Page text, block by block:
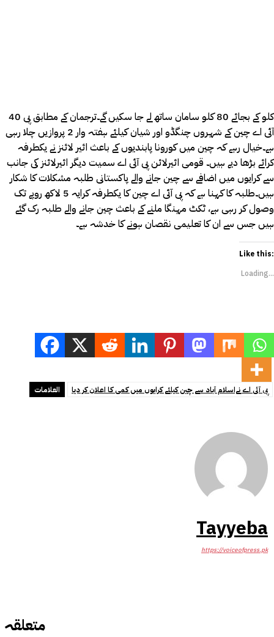
متعلقہ
40 کلو کے بجائے 80 کلو سامان ساتھ لے جا سکیں گے۔ترجمان کے مطابق پی
آئی اے چین کے شہروں چنگڈو اور شیان کیلئے ہفتہ وار 2 پروازیں چلا رہی
ہے۔خیال رہے کہ چین میں کورونا پابندیوں کے باعث ائیر لائنز نے یکطرفہ
کرائے بڑھا دیے ہیں۔ قومی ائیرلائن پی آئی اے سمیت دیگر ائیرلائنز کی جانب
سے کرایوں میں اضافے سے چین جانے والے پاکستانی طلبہ مشکلات کا شکار
ہیں۔طلبہ کا کہنا ہے کہ پی آئی اے چین کا یکطرفہ کرایہ 5 لاکھ روپے تک
وصول کر رہی ہے، ٹکٹ مہنگا ملنے کے باعث چین جانے والے طلبہ رک گئے
ہیں جس سے ان کا تعلیمی نقصان ہونے کا خدشہ ہے۔
Like this:
Loading...
العلامات پی آئی اے نےاسلام آباد سے چین کیلئے کرایوں میں کمی کا اعلان کر دیا
Tayyeba
https://voiceofpress.pk